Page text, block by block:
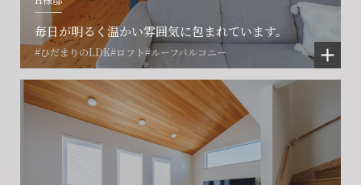
毎日が明るく温かい雰囲気に包まれています。
#ひだまりのLDK#ロフト#ルーフバルコニー